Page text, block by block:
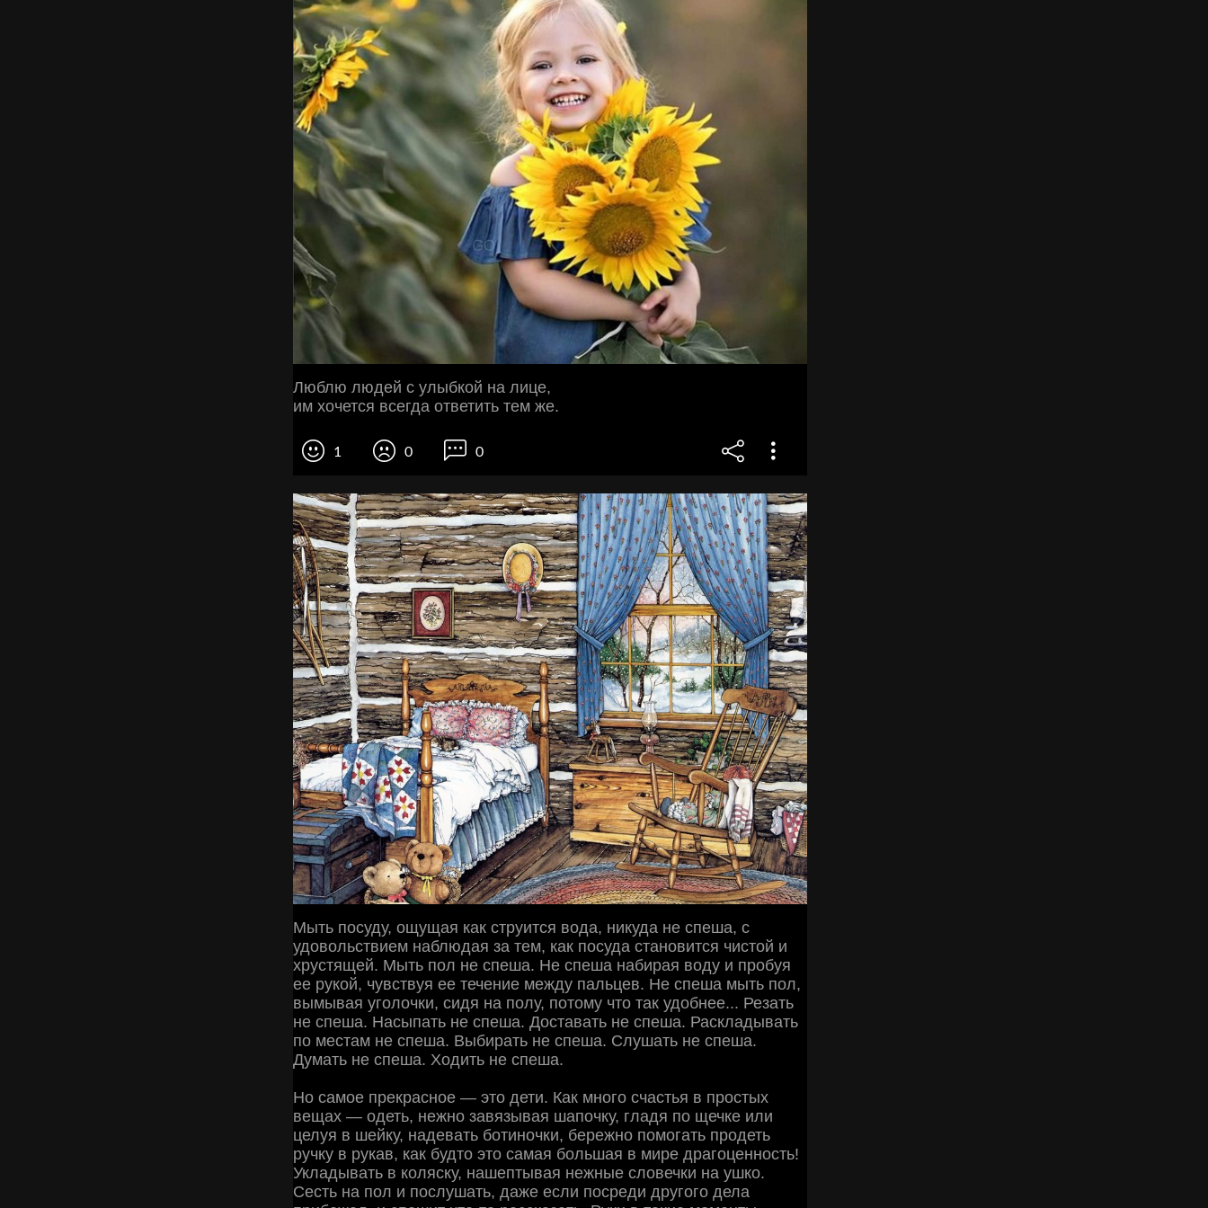
Люблю людей с улыбкой на лице,
им хочется всегда ответить тем же.
1 0 0
Мыть посуду, ощущая как струится вода, никуда не спеша, с
удовольствием наблюдая за тем, как посуда становится чистой и
хрустящей. Мыть пол не спеша. Не спеша набирая воду и пробуя
ее рукой, чувствуя ее течение между пальцев. Не спеша мыть пол,
вымывая уголочки, сидя на полу, потому что так удобнее... Резать
не спеша. Насыпать не спеша. Доставать не спеша. Раскладывать
по местам не спеша. Выбирать не спеша. Слушать не спеша.
Думать не спеша. Ходить не спеша.
Но самое прекрасное — это дети. Как много счастья в простых
вещах — одеть, нежно завязывая шапочку, гладя по щечке или
целуя в шейку, надевать ботиночки, бережно помогать продеть
ручку в рукав, как будто это самая большая в мире драгоценность!
Укладывать в коляску, нашептывая нежные словечки на ушко.
Сесть на пол и послушать, даже если посреди другого дела